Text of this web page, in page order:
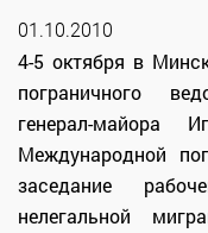
01.10.2010
4-5 октября в
пограничного
генерал-майора
Международной
заседание
нелегальной